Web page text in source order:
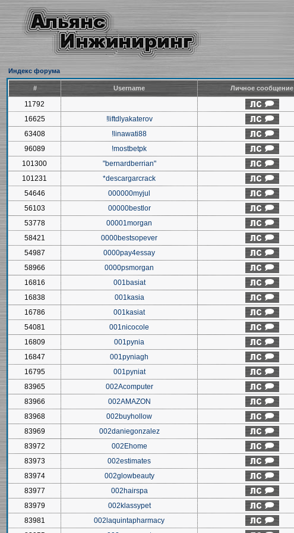
Индекс форума
# Username Личное сообщение
11792
16625
!liftdlyakaterov
63408
!linawati88
96089
!mostbetpk
101300
"bernardberrian"
101231
*descargarcrack
54646
000000myjul
56103
00000bestlor
53778
00001morgan
58421
0000bestsopever
54987
0000pay4essay
58966
0000psmorgan
16816
001basiat
16838
001kasia
16786
001kasiat
54081
001nicocole
16809
001pynia
16847
001pyniagh
16795
001pyniat
83965
002Acomputer
83966
002AMAZON
83968
002buyhollow
83969
002daniegonzalez
83972
002Ehome
83973
002estimates
83974
002glowbeauty
83977
002hairspa
83979
002klassypet
83981
002laquintapharmacy